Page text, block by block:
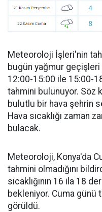
Meteoroloji İşleri'nin
bugün yağmur
12:00-15:00 ile 15:00-
tahmini bulunuyor. Söz
bulutlu bir hava şehrin
Hava sıcaklığı zaman
bulacak.
Meteoroloji, Konya'da
tahmini olmadığını
sıcaklığının 16 ila 18
bekleniyor. Cuma günü
görüldü.